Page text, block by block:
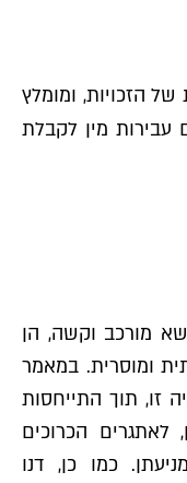
הזכויות, ומומלץ
מין לקבלת
מורכב וקשה, הן
ומוסרית. במאמר
זו, תוך התייחסות
לאתגרים הכרוכים
כמו כן, דנו